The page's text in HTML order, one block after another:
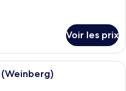
Voir les prix
Double Deluxe, balcon